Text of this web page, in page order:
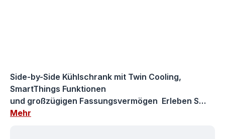
Side-by-Side Kühlschrank mit Twin Cooling,
SmartThings Funktionen
und großzügigen Fassungsvermögen Erleben S…
Mehr